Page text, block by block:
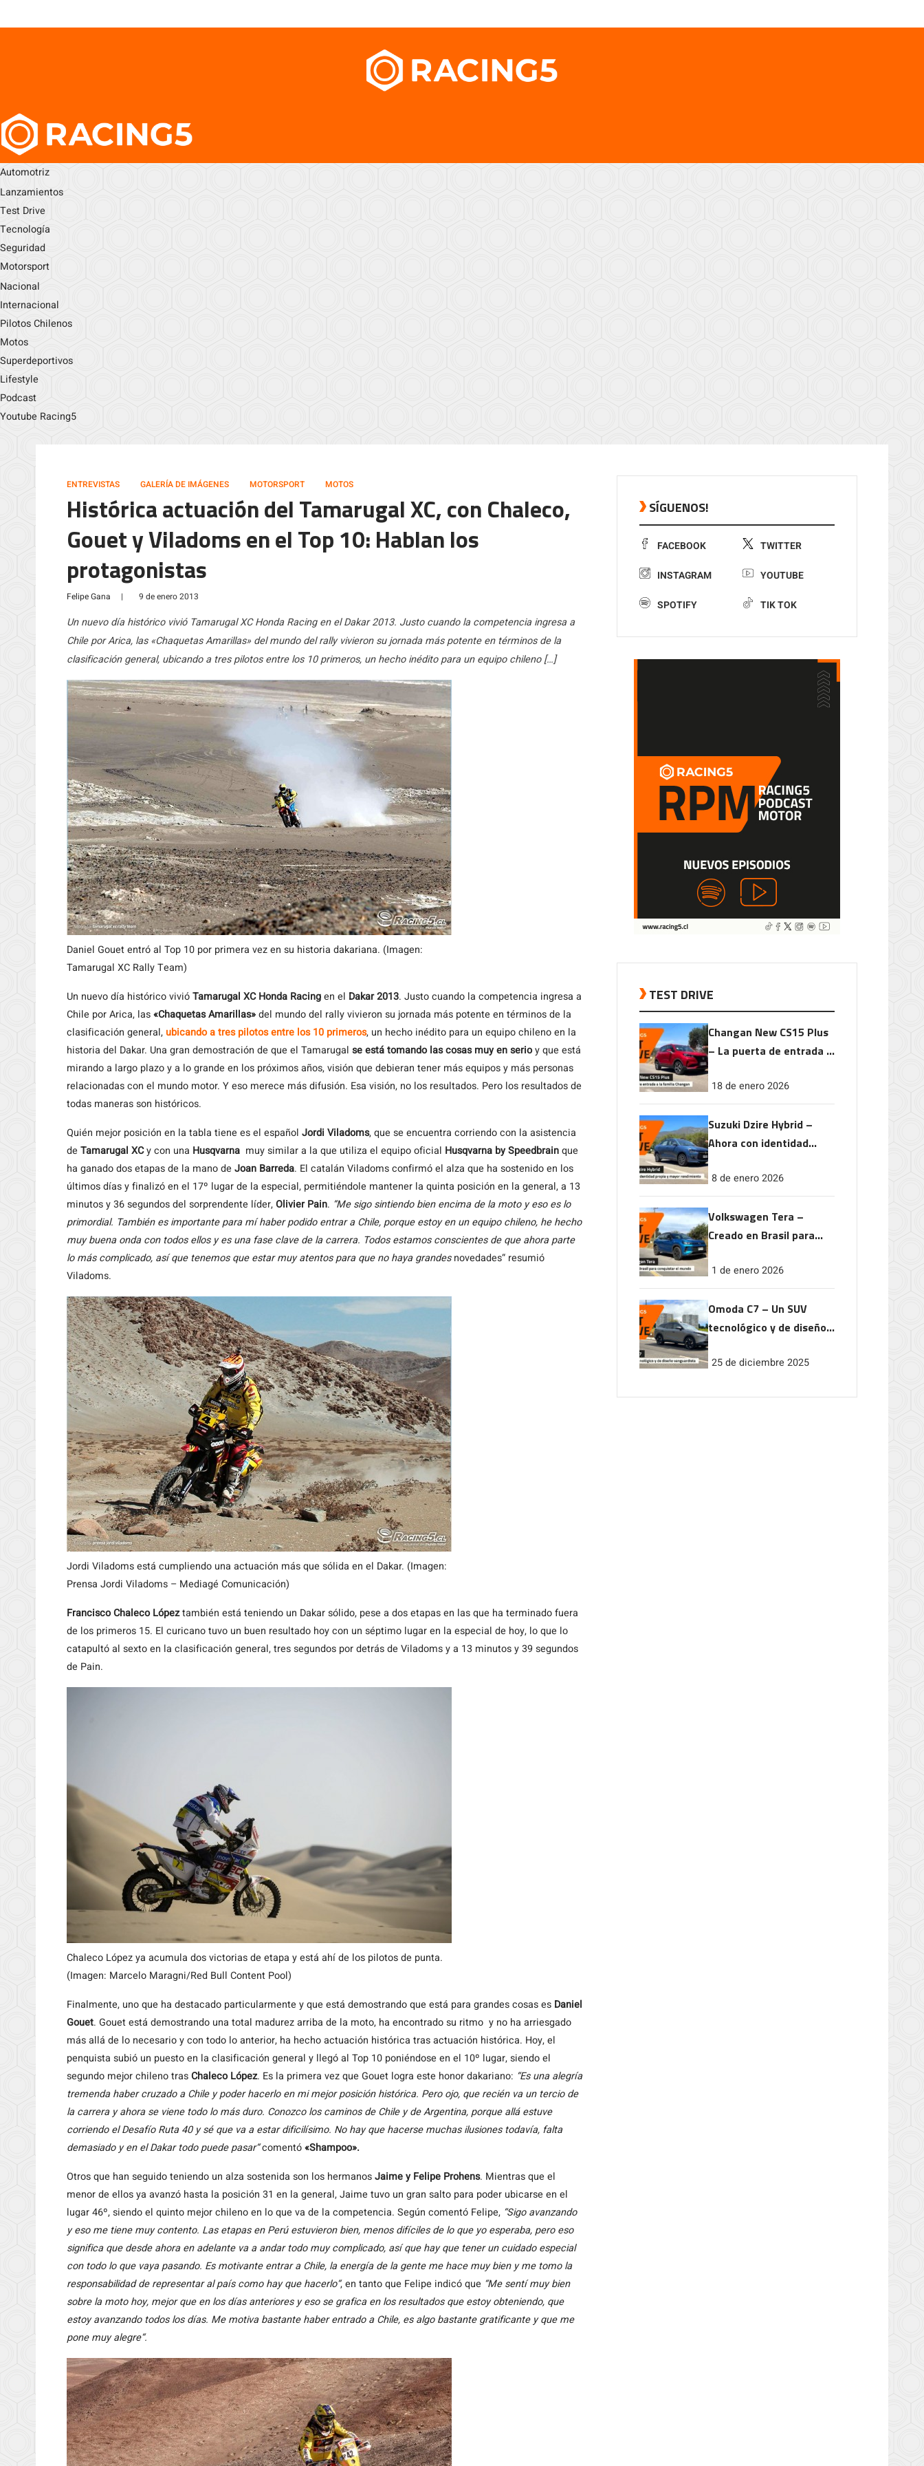
Automotriz
Lanzamientos
Test Drive
Tecnología
Seguridad
Motorsport
Nacional
Internacional
Pilotos Chilenos
Motos
Superdeportivos
Lifestyle
Podcast
Youtube Racing5
ENTREVISTAS GALERÍA DE IMÁGENES MOTORSPORT MOTOS
Histórica actuación del Tamarugal XC, con Chaleco,
Gouet y Viladoms en el Top 10: Hablan los
protagonistas
Felipe Gana | 9 de enero 2013
Un nuevo día histórico vivió Tamarugal XC Honda Racing en el Dakar 2013. Justo cuando la competencia ingresa a
Chile por Arica, las «Chaquetas Amarillas» del mundo del rally vivieron su jornada más potente en términos de la
clasificación general, ubicando a tres pilotos entre los 10 primeros, un hecho inédito para un equipo chileno […]
Daniel Gouet entró al Top 10 por primera vez en su historia dakariana. (Imagen:
Tamarugal XC Rally Team)
Un nuevo día histórico vivióTamarugal XC Honda Racingen el Dakar 2013. Justo cuando la competencia ingresa a
Chile por Arica, las«Chaquetas Amarillas»del mundo del rally vivieron su jornada más potente en términos de la
clasificación general, ubicando a tres pilotos entre los 10 primeros, un hecho inédito para un equipo chileno en la
historia del Dakar. Una gran demostración de que el Tamarugal se está tomando las cosas muy en serioy que está
mirando a largo plazo y a lo grande en los próximos años, visión que debieran tener más equipos y más personas
relacionadas con el mundo motor. Y eso merece más difusión. Esa visión, no los resultados. Pero los resultados de
todas maneras son históricos.
Quién mejor posición en la tabla tiene es el español Jordi Viladoms, que se encuentra corriendo con la asistencia
de Tamarugal XCy con una Husqvarna muy similar a la que utiliza el equipo oficial Husqvarna by Speedbrainque
ha ganado dos etapas de la mano de Joan Barreda. El catalán Viladoms confirmó el alza que ha sostenido en los
últimos días y finalizó en el 17º lugar de la especial, permitiéndole mantener la quinta posición en la general, a 13
minutos y 36 segundos del sorprendente líder,Olivier Pain. “Me sigo sintiendo bien encima de la moto y eso es lo
primordial. También es importante para mí haber podido entrar a Chile, porque estoy en un equipo chileno, he hecho
muy buena onda con todos ellos y es una fase clave de la carrera. Todos estamos conscientes de que ahora parte
lo más complicado, así que tenemos que estar muy atentos para que no haya grandesnovedades“ resumió
Viladoms.
Jordi Viladoms está cumpliendo una actuación más que sólida en el Dakar. (Imagen:
Prensa Jordi Viladoms – Mediagé Comunicación)
Francisco Chaleco Lópeztambién está teniendo un Dakar sólido, pese a dos etapas en las que ha terminado fuera
de los primeros 15. El curicano tuvo un buen resultado hoy con un séptimo lugar en la especial de hoy, lo que lo
catapultó al sexto en la clasificación general, tres segundos por detrás de Viladoms y a 13 minutos y 39 segundos
de Pain.
Chaleco López ya acumula dos victorias de etapa y está ahí de los pilotos de punta.
(Imagen: Marcelo Maragni/Red Bull Content Pool)
Finalmente, uno que ha destacado particularmente y que está demostrando que está para grandes cosas es Daniel
Gouet. Gouet está demostrando una total madurez arriba de la moto, ha encontrado su ritmo y no ha arriesgado
más allá de lo necesario y con todo lo anterior, ha hecho actuación histórica tras actuación histórica. Hoy, el
penquista subió un puesto en la clasificación general y llegó al Top 10 poniéndose en el 10º lugar, siendo el
segundo mejor chileno trasChaleco López. Es la primera vez que Gouet logra este honor dakariano: “Es una alegría
tremenda haber cruzado a Chile y poder hacerlo en mi mejor posición histórica. Pero ojo, que recién va un tercio de
la carrera y ahora se viene todo lo más duro. Conozco los caminos de Chile y de Argentina, porque allá estuve
corriendo el Desafío Ruta 40 y sé que va a estar dificilísimo. No hay que hacerse muchas ilusiones todavía, falta
demasiado y en el Dakar todo puede pasar“comentó«Shampoo».
Otros que han seguido teniendo un alza sostenida son los hermanosJaime y Felipe Prohens. Mientras que el
menor de ellos ya avanzó hasta la posición 31 en la general, Jaime tuvo un gran salto para poder ubicarse en el
lugar 46º, siendo el quinto mejor chileno en lo que va de la competencia. Según comentó Felipe, “Sigo avanzando
y eso me tiene muy contento. Las etapas en Perú estuvieron bien, menos difíciles de lo que yo esperaba, pero eso
significa que desde ahora en adelante va a andar todo muy complicado, así que hay que tener un cuidado especial
con todo lo que vaya pasando. Es motivante entrar a Chile, la energía de la gente me hace muy bien y me tomo la
responsabilidad de representar al país como hay que hacerlo“, en tanto que Felipe indicó que “Me sentí muy bien
sobre la moto hoy, mejor que en los días anteriores y eso se grafica en los resultados que estoy obteniendo, que
estoy avanzando todos los días. Me motiva bastante haber entrado a Chile, es algo bastante gratificante y que me
pone muy alegre“.
SÍGUENOS!
FACEBOOK TWITTER
INSTAGRAM YOUTUBE
SPOTIFY TIK TOK
TEST DRIVE
Changan New CS15 Plus
– La puerta de entrada a
18 de enero 2026
Suzuki Dzire Hybrid –
Ahora con identidad
rendimiento
8 de enero 2026
Volkswagen Tera –
Creado en Brasil para
1 de enero 2026
Omoda C7 – Un SUV
tecnológico y de diseño
25 de diciembre 2025